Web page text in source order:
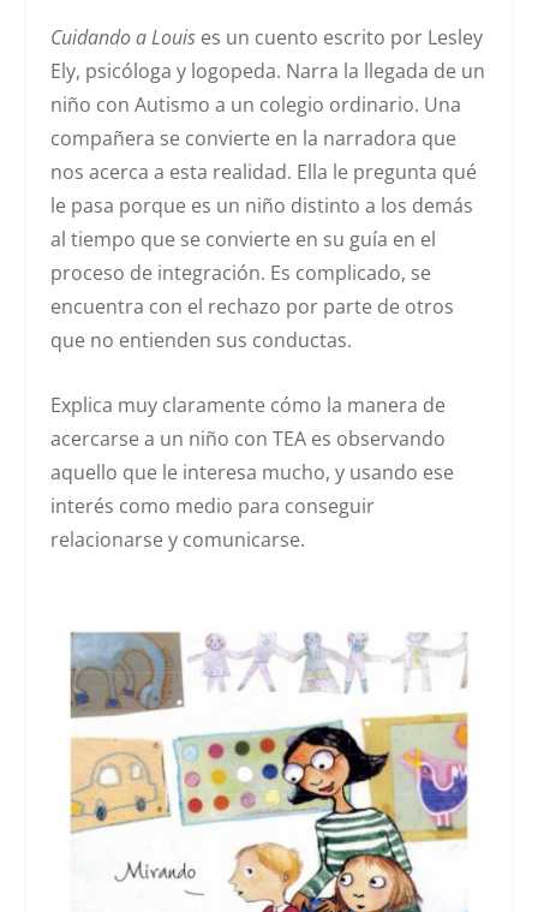
Cuidando a Louis es un cuento escrito por Lesley
Ely, psicóloga y logopeda. Narra la llegada de un
niño con Autismo a un colegio ordinario. Una
compañera se convierte en la narradora que
nos acerca a esta realidad. Ella le pregunta qué
le pasa porque es un niño distinto a los demás
al tiempo que se convierte en su guía en el
proceso de integración. Es complicado, se
encuentra con el rechazo por parte de otros
que no entienden sus conductas.
Explica muy claramente cómo la manera de
acercarse a un niño con TEA es observando
aquello que le interesa mucho, y usando ese
interés como medio para conseguir
relacionarse y comunicarse.